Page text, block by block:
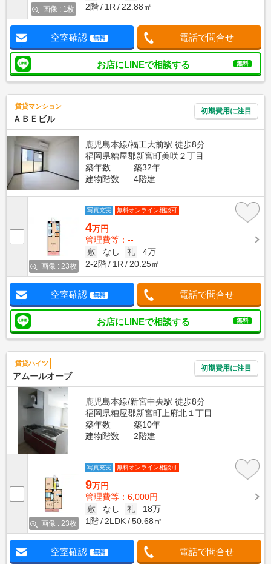
画像 : 1枚
2階
1R 22.88㎡
空室確認 無料 電話で問合せ
お店にLINEで相談する 無料
賃貸マンション
ＡＢＥビル
初期費用に注目
鹿児島本線/福工大前駅 徒歩8分
福岡県糟屋郡新宮町美咲２丁目
築年数
築32年
建物階数
4階建
画像 : 23枚
写真充実 無料オンライン相談可
4万円
管理費等：--
敷
なし 礼
4万
2-2階
1R 20.25㎡
空室確認 無料 電話で問合せ
お店にLINEで相談する 無料
賃貸ハイツ
アムールオーブ
初期費用に注目
鹿児島本線/新宮中央駅 徒歩8分
福岡県糟屋郡新宮町上府北１丁目
築年数
築10年
建物階数
2階建
画像 : 23枚
写真充実 無料オンライン相談可
9万円
管理費等：6,000円
敷
なし 礼
18万
1階
2LDK 50.68㎡
空室確認 無料 電話で問合せ